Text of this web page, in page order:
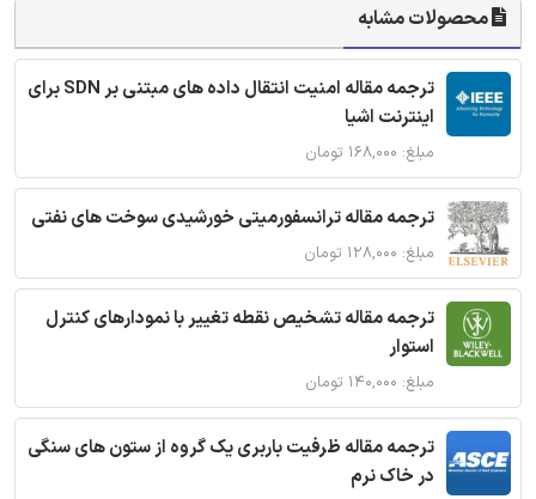
محصولات مشابه
ترجمه مقاله امنیت انتقال داده های مبتنی بر SDN برای
اینترنت اشیا
مبلغ: ۱۶۸,۰۰۰ تومان
ترجمه مقاله ترانسفورمیتی خورشیدی سوخت های نفتی
مبلغ: ۱۲۸,۰۰۰ تومان
ترجمه مقاله تشخیص نقطه تغییر با نمودارهای کنترل
استوار
مبلغ: ۱۴۰,۰۰۰ تومان
ترجمه مقاله ظرفیت باربری یک گروه از ستون های سنگی
در خاک نرم